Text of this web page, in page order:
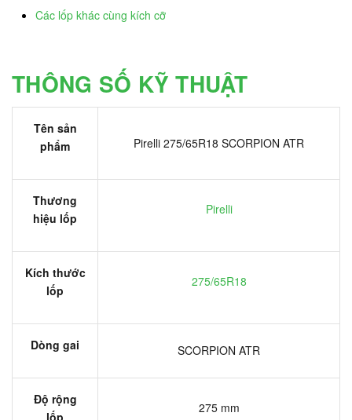
Các lốp khác cùng kích cỡ
THÔNG SỐ KỸ THUẬT
Tên sản
phẩm
Pirelli 275/65R18 SCORPION ATR
Thương
hiệu lốp
Pirelli
Kích thước
lốp
275/65R18
Dòng gai SCORPION ATR
Độ rộng
lốp
275 mm